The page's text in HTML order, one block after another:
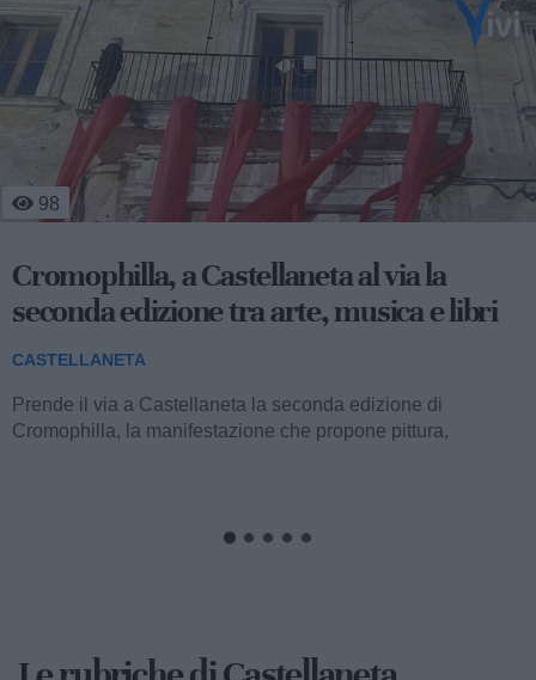
621
Sanità ionica, vertice operativo
all’ospedale di Castellaneta e verifica
fissata al 14 settembre
CASTELLANETA
L’assessore regionale alla Sanità, Donato Pentassuglia, e il